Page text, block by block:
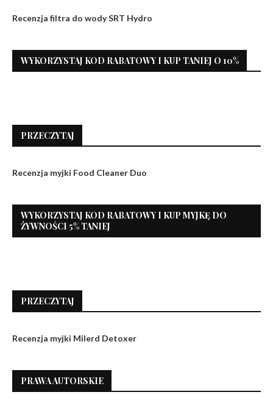
Recenzja filtra do wody SRT Hydro
WYKORZYSTAJ KOD RABATOWY I KUP TANIEJ O 10%
PRZECZYTAJ
Recenzja myjki Food Cleaner Duo
WYKORZYSTAJ KOD RABATOWY I KUP MYJKĘ DO
ŻYWNOŚCI 5% TANIEJ
PRZECZYTAJ
Recenzja myjki Milerd Detoxer
PRAWA AUTORSKIE